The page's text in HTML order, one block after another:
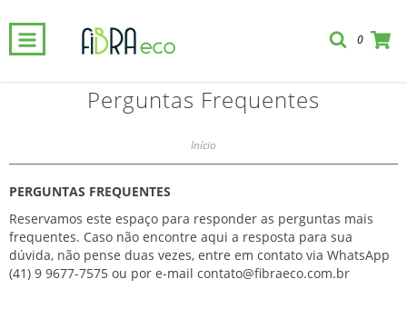
0
Perguntas Frequentes
Início
PERGUNTAS FREQUENTES
Reservamos este espaço para responder as perguntas mais
frequentes. Caso não encontre aqui a resposta para sua
dúvida, não pense duas vezes, entre em contato via WhatsApp
(41) 9 9677-7575 ou por e-mail contato@fibraeco.com.br